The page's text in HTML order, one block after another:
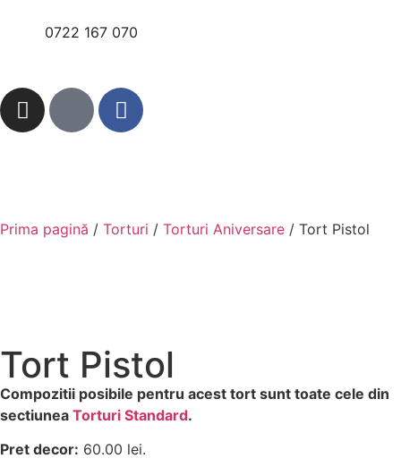
0722 167 070
Prima pagină / Torturi / Torturi Aniversare / Tort Pistol
Tort Pistol
Compozitii posibile pentru acest tort sunt toate cele din
sectiunea Torturi Standard.
Pret decor: 60.00 lei.